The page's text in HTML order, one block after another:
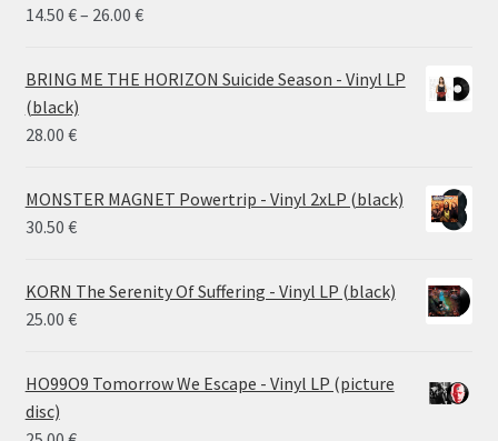
14.50 €– 26.00 €Price
14.50 €
BRING ME THE HORIZON Suicide Season - Vinyl LP
(black)
28.00 €
MONSTER MAGNET Powertrip - Vinyl 2xLP (black)
30.50 €
KORN The Serenity Of Suffering - Vinyl LP (black)
25.00 €
HO99O9 Tomorrow We Escape - Vinyl LP (picture
disc)